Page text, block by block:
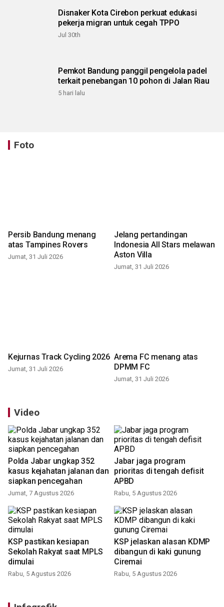
Disnaker Kota Cirebon perkuat edukasi
pekerja migran untuk cegah TPPO
Jul 30th
Pemkot Bandung panggil pengelola padel
terkait penebangan 10 pohon di Jalan Riau
5 hari lalu
Foto
Persib Bandung menang
atas Tampines Rovers
Jumat, 31 Juli 2026
Jelang pertandingan
Indonesia All Stars melawan
Aston Villa
Jumat, 31 Juli 2026
Kejurnas Track Cycling 2026
Jumat, 31 Juli 2026
Arema FC menang atas
DPMM FC
Jumat, 31 Juli 2026
Video
Polda Jabar ungkap 352
kasus kejahatan jalanan dan
siapkan pencegahan
Jumat, 7 Agustus 2026
Jabar jaga program
prioritas di tengah defisit
APBD
Rabu, 5 Agustus 2026
KSP pastikan kesiapan
Sekolah Rakyat saat MPLS
dimulai
Rabu, 5 Agustus 2026
KSP jelaskan alasan KDMP
dibangun di kaki gunung
Ciremai
Rabu, 5 Agustus 2026